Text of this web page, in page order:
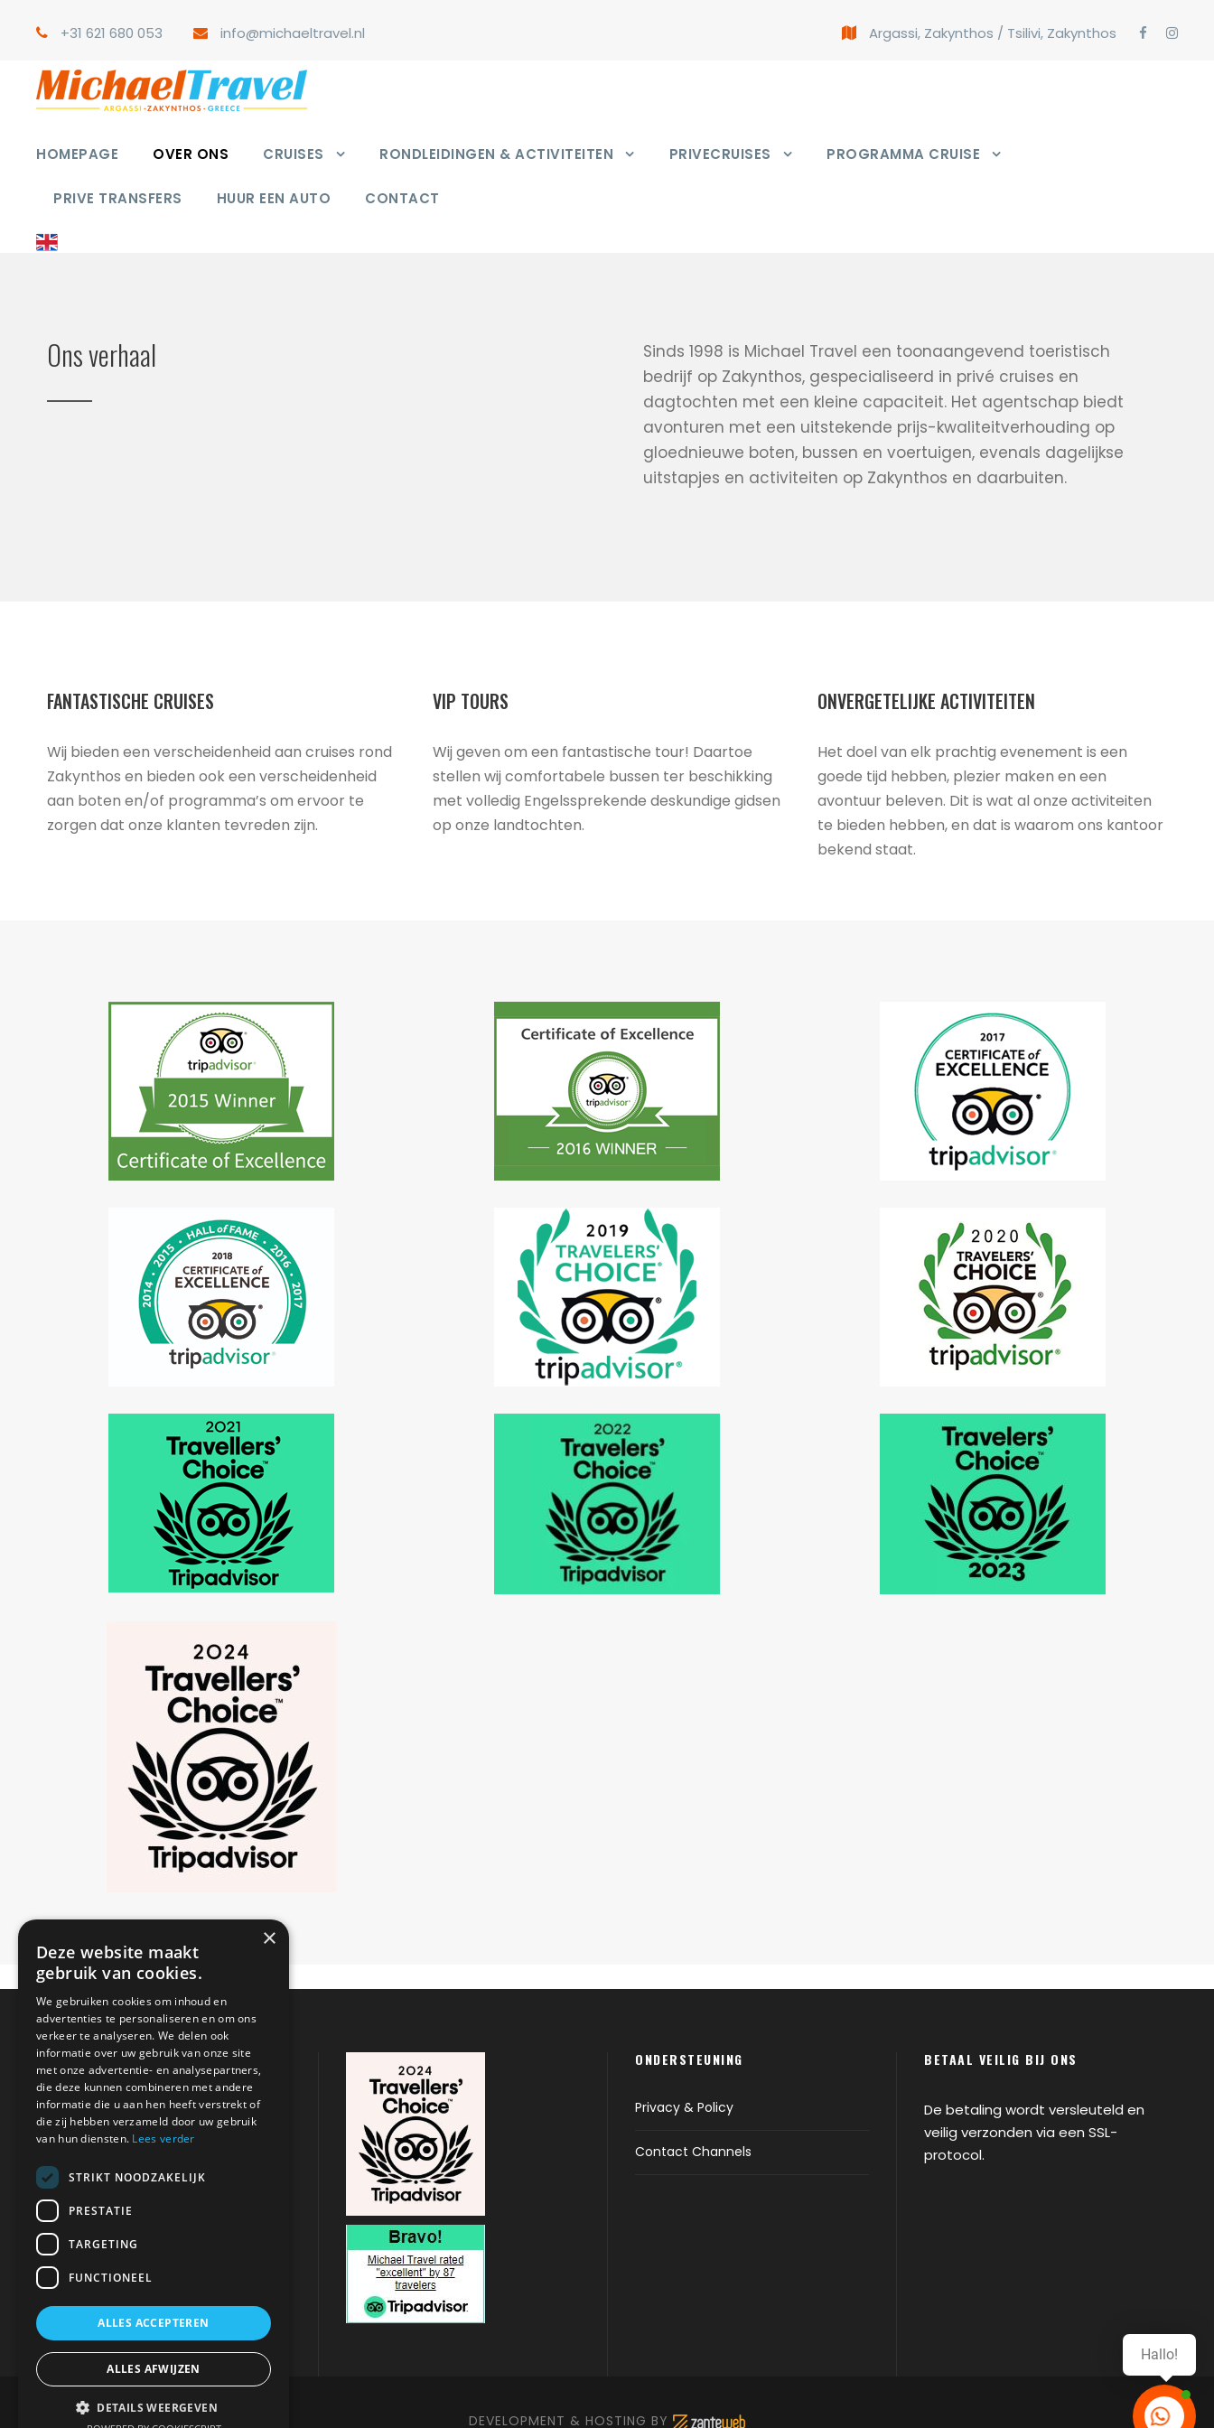
+31 621 680 053 info@michaeltravel.nl Argassi, Zakynthos / Tsilivi, Zakynthos
HOMEPAGE OVER ONS CRUISES RONDLEIDINGEN & ACTIVITEITEN PRIVECRUISES PROGRAMMA CRUISE
PRIVE TRANSFERS HUUR EEN AUTO CONTACT
Ons verhaal
Sinds 1998 is Michael Travel een toonaangevend toeristisch
bedrijf op Zakynthos, gespecialiseerd in privé cruises en
dagtochten met een kleine capaciteit. Het agentschap biedt
avonturen met een uitstekende prijs-kwaliteitverhouding op
gloednieuwe boten, bussen en voertuigen, evenals dagelijkse
uitstapjes en activiteiten op Zakynthos en daarbuiten.
FANTASTISCHE CRUISES
Wij bieden een verscheidenheid aan cruises rond
Zakynthos en bieden ook een verscheidenheid
aan boten en/of programma’s om ervoor te
zorgen dat onze klanten tevreden zijn.
VIP TOURS
Wij geven om een fantastische tour! Daartoe
stellen wij comfortabele bussen ter beschikking
met volledig Engelssprekende deskundige gidsen
op onze landtochten.
ONVERGETELIJKE ACTIVITEITEN
Het doel van elk prachtig evenement is een
goede tijd hebben, plezier maken en een
avontuur beleven. Dit is wat al onze activiteiten
te bieden hebben, en dat is waarom ons kantoor
bekend staat.
CONTACTGEGEVENS
Adres:Argasi , Zakynthos/Tsilivi,
Zakynthos
+31 621 680 053
info@michaeltravel.nl
ONDERSTEUNING
Privacy & Policy
Contact Channels
BETAAL VEILIG BIJ ONS
De betaling wordt versleuteld en
veilig verzonden via een SSL-
protocol.
DEVELOPMENT & HOSTING BY
Hallo!
×
Deze website maakt
gebruik van cookies.
We gebruiken cookies om inhoud en
advertenties te personaliseren en om ons
verkeer te analyseren. We delen ook
informatie over uw gebruik van onze site
met onze advertentie- en analysepartners,
die deze kunnen combineren met andere
informatie die u aan hen heeft verstrekt of
die zij hebben verzameld door uw gebruik
van hun diensten. Lees verder
STRIKT NOODZAKELIJK
PRESTATIE
TARGETING
FUNCTIONEEL
ALLES ACCEPTEREN
ALLES AFWIJZEN
DETAILS WEERGEVEN